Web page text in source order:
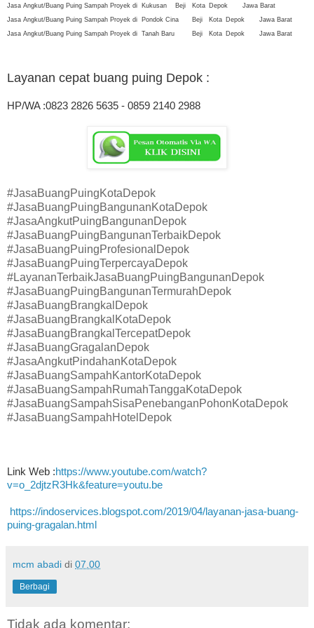
Jasa Angkut/Buang Puing Sampah Proyek di
Kukusan Beji Kota Depok
Jawa Barat
Jasa Angkut/Buang Puing Sampah Proyek di
Pondok Cina Beji Kota Depok
Jawa Barat
Jasa Angkut/Buang Puing Sampah Proyek di Tanah Baru Beji Kota Depok Jawa Barat
Layanan cepat buang puing Depok :
HP/WA :0823 2826 5635 - 0859 2140 2988
#JasaBuangPuingKotaDepok
#JasaBuangPuingBangunanKotaDepok
#JasaAngkutPuingBangunanDepok
#JasaBuangPuingBangunanTerbaikDepok
#JasaBuangPuingProfesionalDepok
#JasaBuangPuingTerpercayaDepok
#LayananTerbaikJasaBuangPuingBangunanDepok
#JasaBuangPuingBangunanTermurahDepok
#JasaBuangBrangkalDepok
#JasaBuangBrangkalKotaDepok
#JasaBuangBrangkalTercepatDepok
#JasaBuangGragalanDepok
#JasaAngkutPindahanKotaDepok
#JasaBuangSampahKantorKotaDepok
#JasaBuangSampahRumahTanggaKotaDepok
#JasaBuangSampahSisaPenebanganPohonKotaDepok
#JasaBuangSampahHotelDepok
Link Web :https://www.youtube.com/watch?
v=o_2djtzR3Hk&feature=youtu.be
https://indoservices.blogspot.com/2019/04/layanan-jasa-buang-
puing-gragalan.html
mcm abadi di 07.00
Berbagi
Tidak ada komentar: